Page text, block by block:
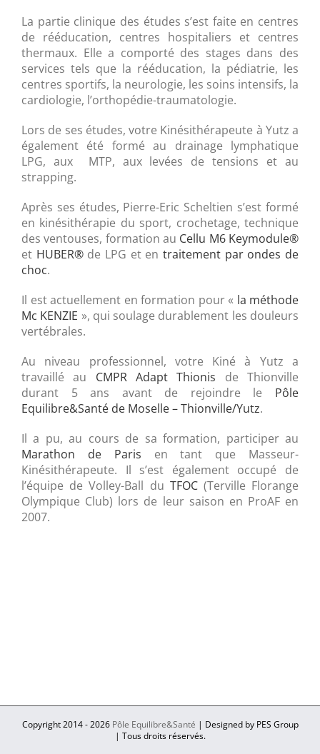
La partie clinique des études s’est faite en centres
de rééducation, centres hospitaliers et centres
thermaux. Elle a comporté des stages dans des
services tels que la rééducation, la pédiatrie, les
centres sportifs, la neurologie, les soins intensifs, la
cardiologie, l’orthopédie-traumatologie.
Lors de ses études, votre Kinésithérapeute à Yutz a
également été formé au drainage lymphatique
LPG, aux MTP, aux levées de tensions et au
strapping.
Après ses études, Pierre-Eric Scheltien s’est formé
en kinésithérapie du sport, crochetage, technique
des ventouses, formation au Cellu M6 Keymodule®
et HUBER®de LPG et entraitement par ondes de
choc.
Il est actuellement en formation pour « la méthode
Mc KENZIE », qui soulage durablement les douleurs
vertébrales.
Au niveau professionnel, votre Kiné à Yutz a
travaillé au CMPR Adapt Thionis de Thionville
durant 5 ans avant de rejoindre le Pôle
Equilibre&Santé de Moselle – Thionville/Yutz.
Il a pu, au cours de sa formation, participer au
Marathon de Paris en tant que Masseur-
Kinésithérapeute. Il s’est également occupé de
l’équipe de Volley-Ball du TFOC(Terville Florange
Olympique Club) lors de leur saison en ProAF en
2007.
Copyright 2014 -2026 Pôle Equilibre&Santé | Designed by PES Group
| Tous droits réservés.